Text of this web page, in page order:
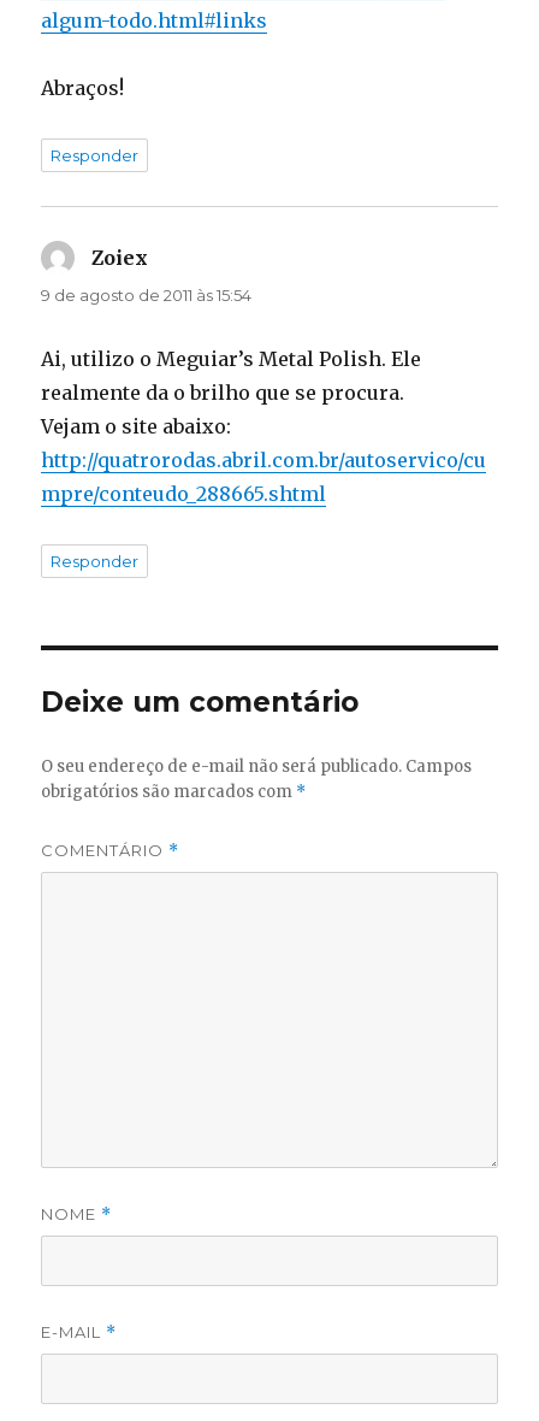
algum-todo.html#links
Abraços!
Responder
Zoiex
9 de agosto de 2011 às 15:54
Ai, utilizo o Meguiar’s Metal Polish. Ele
realmente da o brilho que se procura.
Vejam o site abaixo:
http://quatrorodas.abril.com.br/autoservico/cu
mpre/conteudo_288665.shtml
Responder
Deixe um comentário
O seu endereço de e-mail não será publicado. Campos
obrigatórios são marcados com *
COMENTÁRIO *
NOME *
E-MAIL *